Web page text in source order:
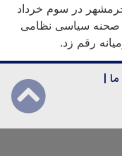
در سوم خرداد
در صحنه سیاسی نظامی
ما |